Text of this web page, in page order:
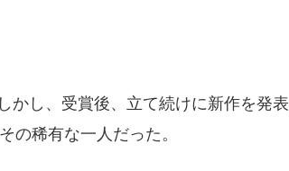
かし、受賞後、立て続けに新作を発表
の稀有な一人だった。